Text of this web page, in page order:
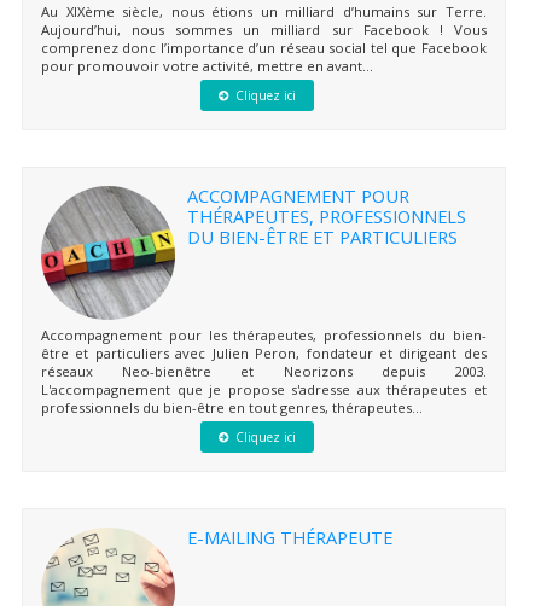
Au XIXème siècle, nous étions un milliard d’humains sur Terre.
Aujourd’hui, nous sommes un milliard sur Facebook ! Vous
comprenez donc l’importance d’un réseau social tel que Facebook
pour promouvoir votre activité, mettre en avant...
Cliquez ici
ACCOMPAGNEMENT POUR
THÉRAPEUTES, PROFESSIONNELS
DU BIEN-ÊTRE ET PARTICULIERS
Accompagnement pour les thérapeutes, professionnels du bien-
être et particuliers avec Julien Peron, fondateur et dirigeant des
réseaux Neo-bienêtre et Neorizons depuis 2003.
L'accompagnement que je propose s'adresse aux thérapeutes et
professionnels du bien-être en tout genres, thérapeutes...
Cliquez ici
E-MAILING THÉRAPEUTE